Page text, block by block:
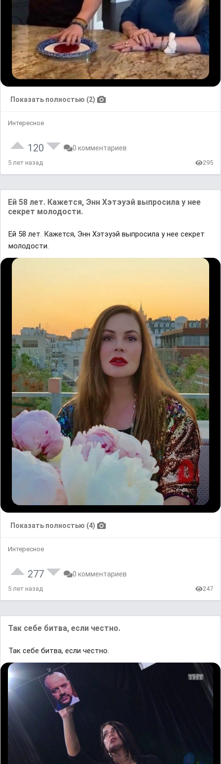
Показать полностью (2)
Интересное
120 0 комментариев
5 лет назад 295
Ей 58 лет. Кажется, Энн Хэтэуэй выпросила у нее
секрет молодости.
Ей 58 лет. Кажется, Энн Хэтэуэй выпросила у нее секрет
молодости.
Показать полностью (4)
Интересное
277 0 комментариев
5 лет назад 247
Так себе битва, если честно.
Так себе битва, если честно.